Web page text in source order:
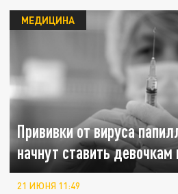
Прививки от вируса
начнут ставить девочкам
МЕДИЦИНА
21 ИЮНЯ 11:49